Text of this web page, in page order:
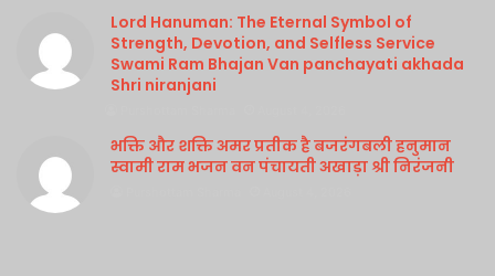
Lord Hanuman: The Eternal Symbol of
Strength, Devotion, and Selfless Service
Swami Ram Bhajan Van panchayati akhada
Shri niranjani
भक्ति और शक्ति अमर प्रतीक है बजरंगबली हनुमान
स्वामी राम भजन वन पंचायती अखाड़ा श्री निरंजनी